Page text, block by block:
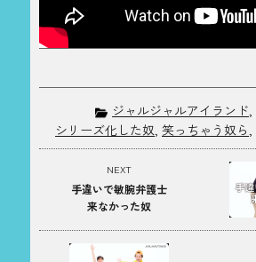
ジャルジャルアイランド,
シリーズ化した奴, 笑っちゃう奴ら,
NEXT
手違いで敏腕弁護士
来なかった奴